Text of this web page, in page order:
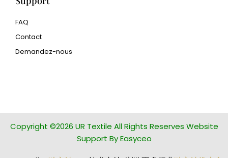
FAQ
Contact
Demandez-nous
Copyright ©2026 UR Textile All Rights Reserves Website
Support By Easyceo